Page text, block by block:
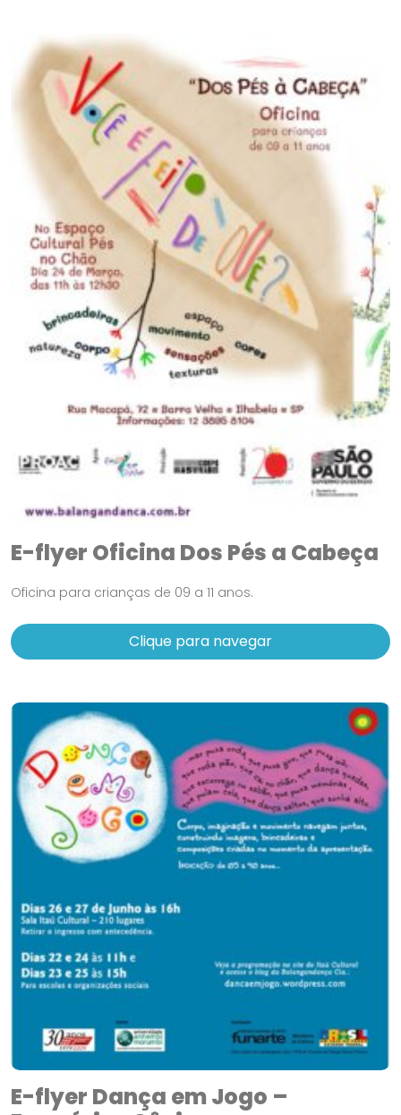
E-flyer Oficina Dos Pés a Cabeça
Oficina para crianças de 09 a 11 anos.
Clique para navegar
E-flyer Dança em Jogo –